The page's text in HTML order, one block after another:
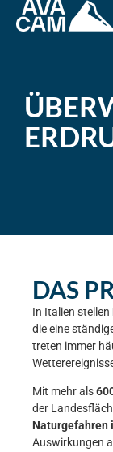
DAS
In Italien stellen
die eine
treten immer
Mit mehr als
der
Naturgefahren
Auswirkungen